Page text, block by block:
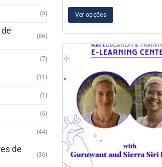
(5)
(86)
(7)
(11)
(1)
(6)
(44)
de
(36)
Ver opções
As
opções
escolhidas
produto